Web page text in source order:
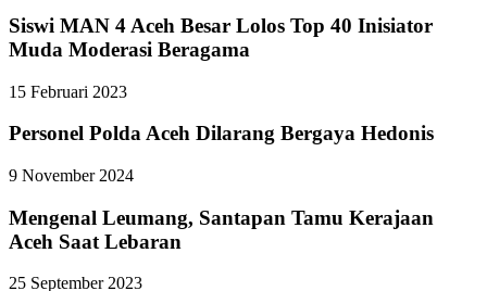
Siswi MAN 4 Aceh Besar Lolos Top 40 Inisiator
Muda Moderasi Beragama
15 Februari 2023
Personel Polda Aceh Dilarang Bergaya Hedonis
9 November 2024
Mengenal Leumang, Santapan Tamu Kerajaan
Aceh Saat Lebaran
25 September 2023